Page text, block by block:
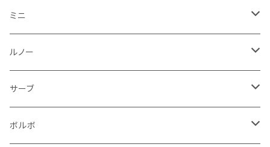
ヒュンダイ
その他
ロールスロイス
ポルシェ
ヒュンダイ
その他
サーブ
フォルクスワーゲン
ボルボ
シートベルト周り
タイヤ回り系
ホイール
泥除け
ガソリンタンク
フロントワイパー
リアワイパー
ウインカー
その他
リアバンパー
エンジン系
外装系
ライト系
ウインカー
ワイパー
ミラー
収納系
ライト系
ブレーキランプ
ウインカー
トランクマット
ワイパー
キーホルダー
フロアマット
ミニ
フロアマット
ルノー
フロアマット
タイヤ回り
サーブ
フロアマット
ボルボ